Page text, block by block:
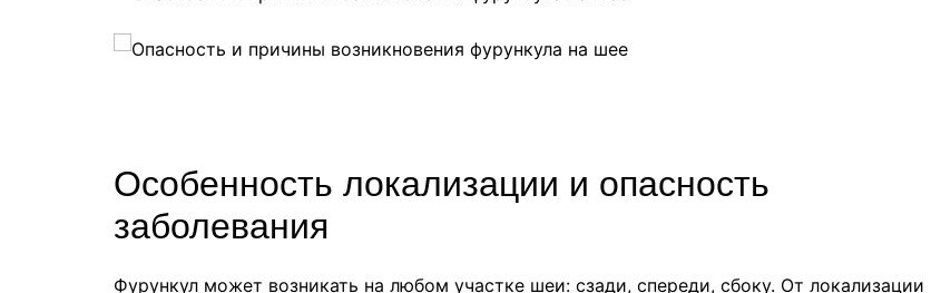
Особенность локализации и опасность
заболевания
Фурункул может возникать на любом участке шеи: сзади, спереди, сбоку. От локализации